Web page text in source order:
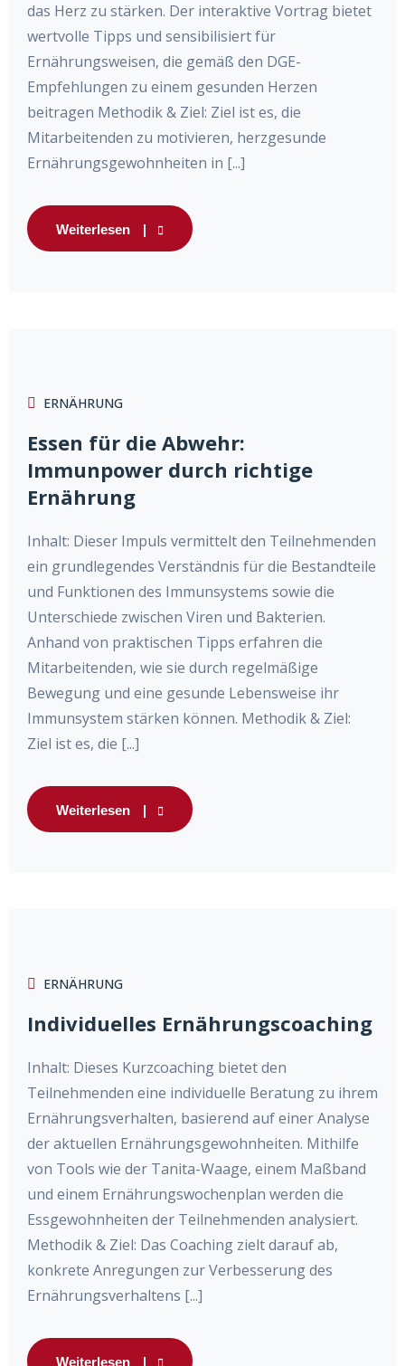
das Herz zu stärken. Der interaktive Vortrag bietet
wertvolle Tipps und sensibilisiert für
Ernährungsweisen, die gemäß den DGE-
Empfehlungen zu einem gesunden Herzen
beitragen Methodik & Ziel: Ziel ist es, die
Mitarbeitenden zu motivieren, herzgesunde
Ernährungsgewohnheiten in [...]
Weiterlesen
ERNÄHRUNG
Essen für die Abwehr:
Immunpower durch richtige
Ernährung
Inhalt: Dieser Impuls vermittelt den Teilnehmenden
ein grundlegendes Verständnis für die Bestandteile
und Funktionen des Immunsystems sowie die
Unterschiede zwischen Viren und Bakterien.
Anhand von praktischen Tipps erfahren die
Mitarbeitenden, wie sie durch regelmäßige
Bewegung und eine gesunde Lebensweise ihr
Immunsystem stärken können. Methodik & Ziel:
Ziel ist es, die [...]
Weiterlesen
ERNÄHRUNG
Individuelles Ernährungscoaching
Inhalt: Dieses Kurzcoaching bietet den
Teilnehmenden eine individuelle Beratung zu ihrem
Ernährungsverhalten, basierend auf einer Analyse
der aktuellen Ernährungsgewohnheiten. Mithilfe
von Tools wie der Tanita-Waage, einem Maßband
und einem Ernährungswochenplan werden die
Essgewohnheiten der Teilnehmenden analysiert.
Methodik & Ziel: Das Coaching zielt darauf ab,
konkrete Anregungen zur Verbesserung des
Ernährungsverhaltens [...]
Weiterlesen